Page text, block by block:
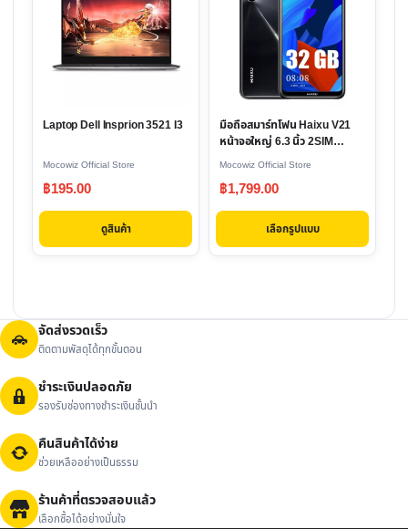
Laptop Dell Insprion 3521 I3
Mocowiz Official Store
฿195.00
ดูสินค้า
มือถือสมาร์ทโฟน Haixu V21
หน้าจอใหญ่ 6.3 นิ้ว 2SIM
รองรับ 3G/4G
Mocowiz Official Store
฿1,799.00
เลือกรูปแบบ
options
may
chosen
on
product
จัดส่งรวดเร็ว
ติดตามพัสดุได้ทุกขั้นตอน
ชำระเงินปลอดภัย
รองรับช่องทางชำระเงินชั้นนำ
คืนสินค้าได้ง่าย
ช่วยเหลืออย่างเป็นธรรม
ร้านค้าที่ตรวจสอบแล้ว
เลือกซื้อได้อย่างมั่นใจ